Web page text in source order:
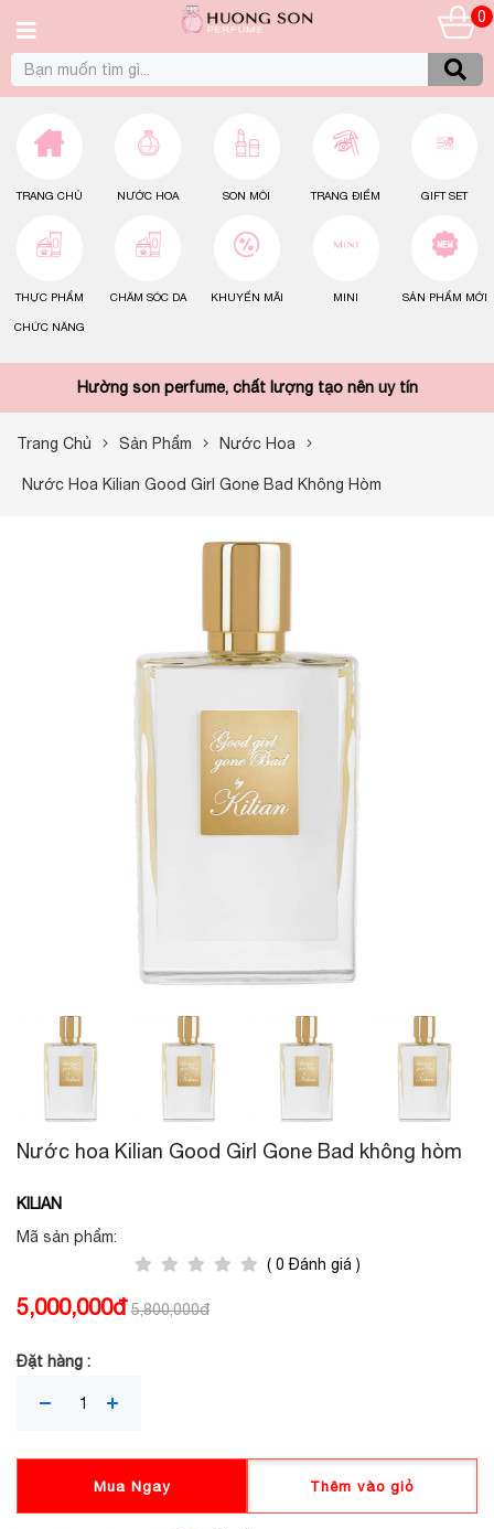
0
TRANG CHỦ NƯỚC HOA SON MÔI TRANG ĐIỂM GIFT SET
THỰC PHẨM
CHỨC NĂNG
CHĂM SÓC DA KHUYẾN MÃI MINI SẢN PHẨM MỚI
Hường son perfume, chất lượng tạo nên uy tín
Trang Chủ Sản Phẩm Nước Hoa
Nước Hoa Kilian Good Girl Gone Bad Không Hòm
Nước hoa Kilian Good Girl Gone Bad không hòm
KILIAN
Mã sản phẩm:
( 0 Đánh giá )
5,000,000đ 5,800,000đ
Đặt hàng :
Mua Ngay Thêm vào giỏ